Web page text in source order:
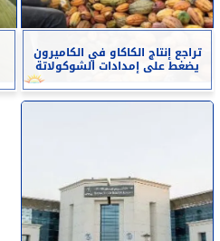
تراجع إنتاج الكاكاو في الكاميرون
يضغط على إمدادات الشوكولاتة